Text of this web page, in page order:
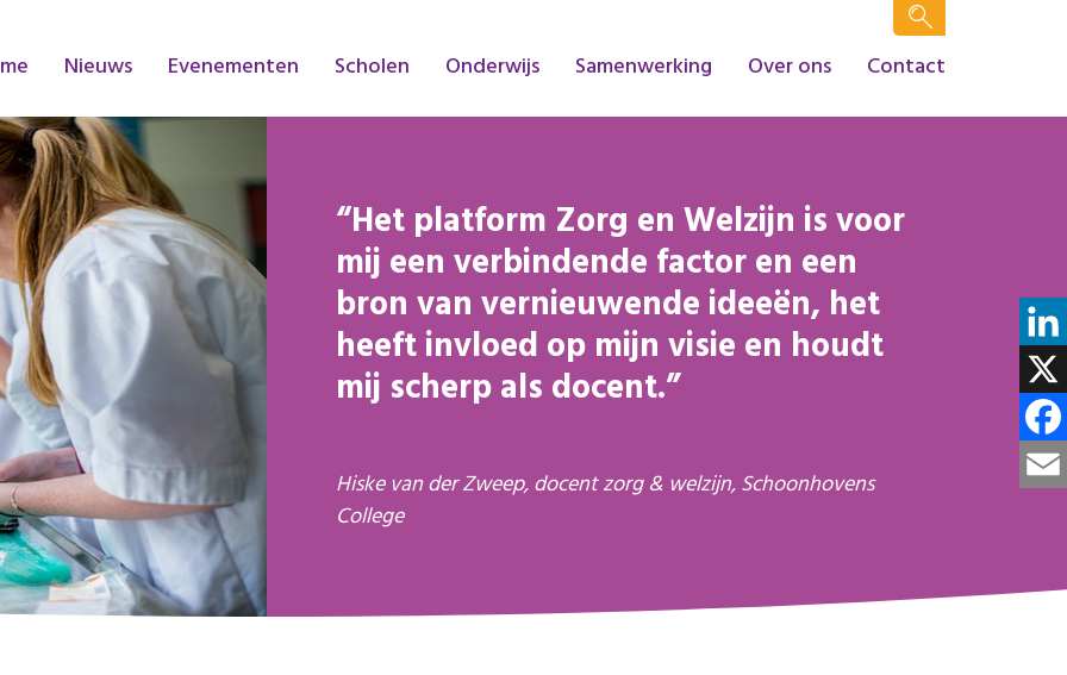
Nieuws Evenementen Scholen Onderwijs Samenwerking Over ons Contact
Het platform Zorg en Welzijn is voor
mij een verbindende factor en een
bron van vernieuwende ideeën, het
heeft invloed op mijn visie en houdt
mij scherp als docent.
Hiske van der Zweep, docent zorg & welzijn, Schoonhovens
College
X